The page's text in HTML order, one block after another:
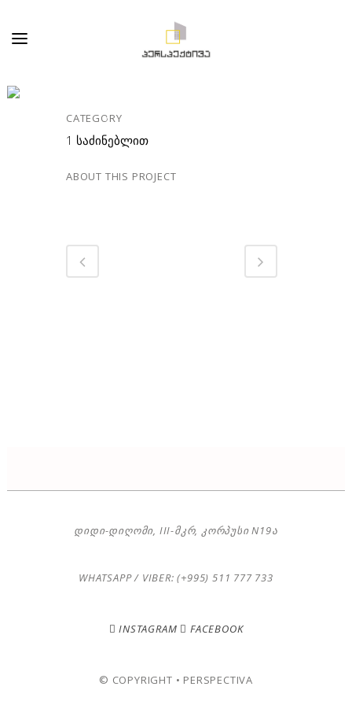
7 • ᲑᲘᲜᲐ №176
CATEGORY
1 საძინებლით
ABOUT THIS PROJECT
ᲓᲘᲓᲘ-ᲓᲘᲦᲝᲛᲘ, III-ᲛᲙᲠ, ᲙᲝᲠᲞᲣᲡᲘ N19Ა
WHATSAPP / VIBER: (+995) 511 777 733
INSTAGRAM FACEBOOK
© COPYRIGHT • PERSPECTIVA